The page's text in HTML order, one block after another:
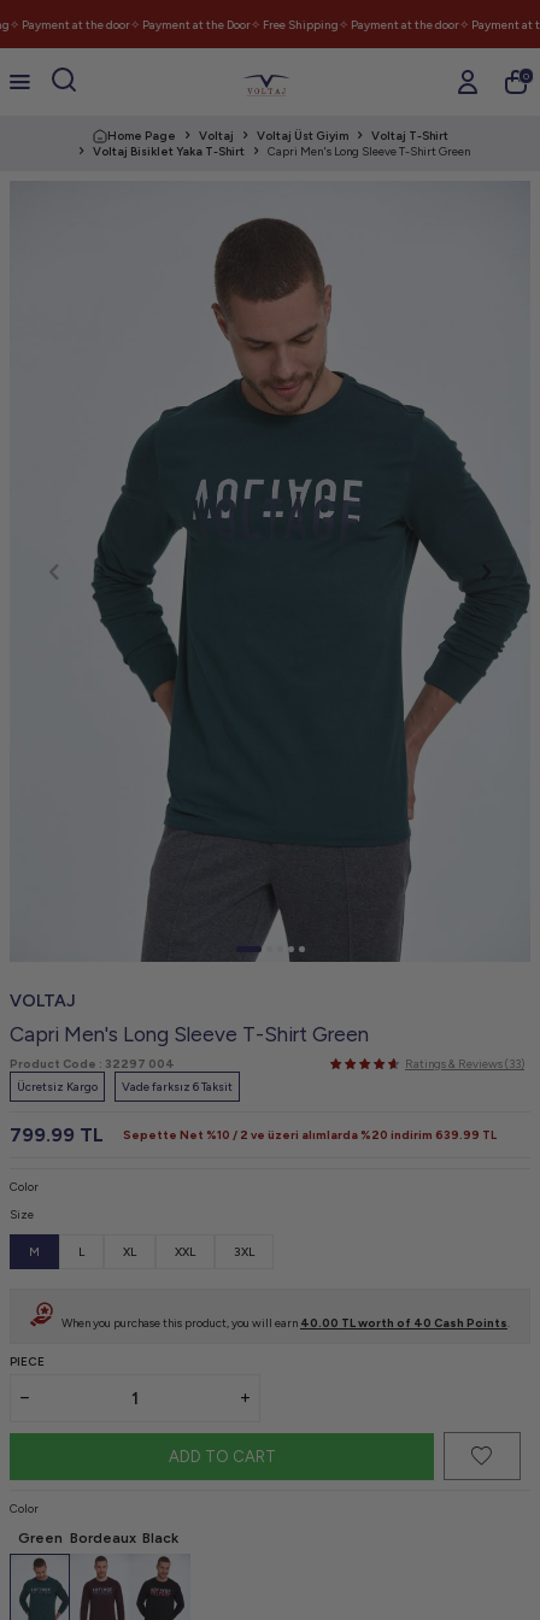
✧ Payment at the door✧ Payment at the Door✧ Free Shipping✧ Payment at the door✧ Payment at
0
Home Page Voltaj Voltaj Üst Giyim
Voltaj T-Shirt
Voltaj Bisiklet Yaka T-Shirt
Capri Men's Long Sleeve T-Shirt Green
VOLTAJ
Capri Men's Long Sleeve T-Shirt Green
Product Code : 32297 004
Ratings & Reviews (33)
Ücretsiz Kargo
Vade farksız 6 Taksit
799.99 TL Sepette Net %10 / 2 ve üzeri alımlarda %20 indirim 639.99 TL
Color
Size
M L XL XXL 3XL
When you purchase this product, you will earn 40.00 TL worth of 40 Cash Points
PIECE
ADD TO CART
Color
Green Bordeaux Black